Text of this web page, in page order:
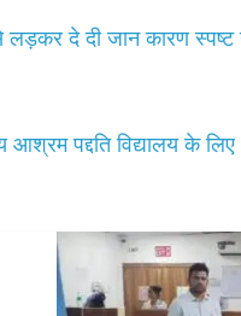
लड़कर दे दी जान कारण स्पष्ट
आश्रम पद्दति विद्यालय के